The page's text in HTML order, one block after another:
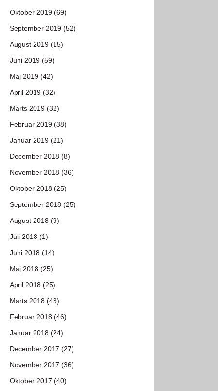
Oktober 2019 (69)
September 2019 (52)
August 2019 (15)
Juni 2019 (59)
Maj 2019 (42)
April 2019 (32)
Marts 2019 (32)
Februar 2019 (38)
Januar 2019 (21)
December 2018 (8)
November 2018 (36)
Oktober 2018 (25)
September 2018 (25)
August 2018 (9)
Juli 2018 (1)
Juni 2018 (14)
Maj 2018 (25)
April 2018 (25)
Marts 2018 (43)
Februar 2018 (46)
Januar 2018 (24)
December 2017 (27)
November 2017 (36)
Oktober 2017 (40)